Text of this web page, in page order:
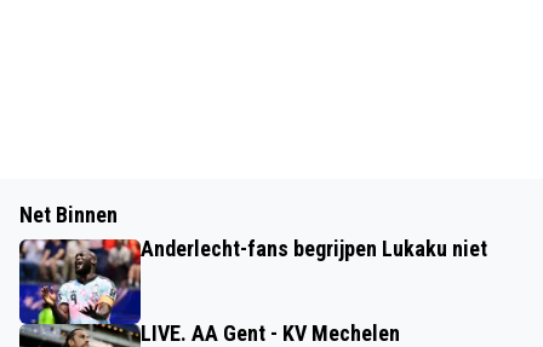
Net Binnen
Anderlecht-fans begrijpen Lukaku niet
LIVE. AA Gent - KV Mechelen